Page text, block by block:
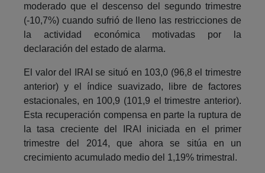
moderado que el descenso del segundo trimestre
(-10,7%) cuando sufrió de lleno las restricciones de
la actividad económica motivadas por la
declaración del estado de alarma.
El valor del IRAI se situó en 103,0 (96,8 el trimestre
anterior) y el índice suavizado, libre de factores
estacionales, en 100,9 (101,9 el trimestre anterior).
Esta recuperación compensa en parte la ruptura de
la tasa creciente del IRAI iniciada en el primer
trimestre del 2014, que ahora se sitúa en un
crecimiento acumulado medio del 1,19% trimestral.